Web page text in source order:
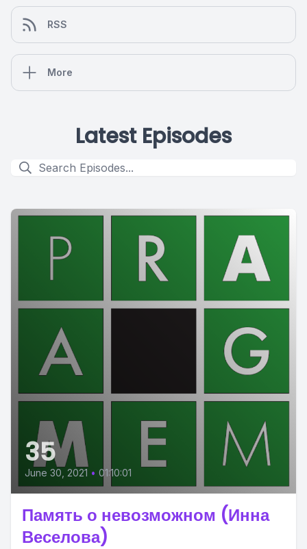
RSS
More
Latest Episodes
35
June 30, 2021 • 01:10:01
Память о невозможном (Инна
Веселова)